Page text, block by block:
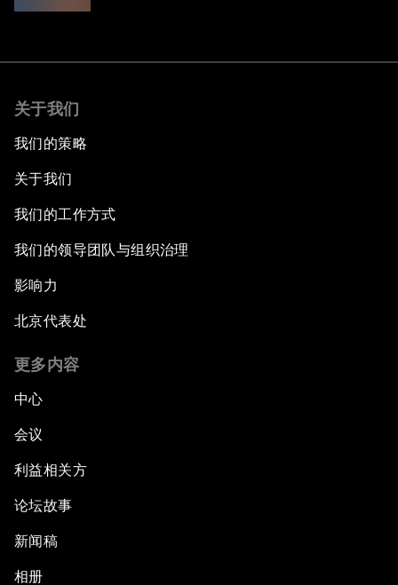
关于我们
我们的策略
关于我们
我们的工作方式
我们的领导团队与组织治理
影响力
北京代表处
更多内容
中心
会议
利益相关方
论坛故事
新闻稿
相册